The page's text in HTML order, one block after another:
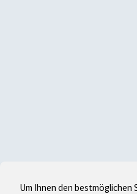
Um Ihnen den bestmöglichen